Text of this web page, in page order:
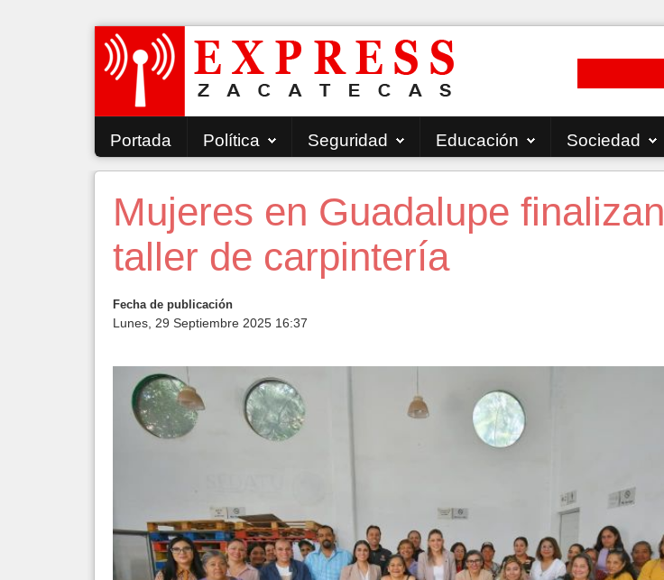
Portada Política Seguridad Educación Sociedad
Mujeres en Guadalupe finalizan
taller de carpintería
Fecha de publicación
Lunes, 29 Septiembre 2025 16:37